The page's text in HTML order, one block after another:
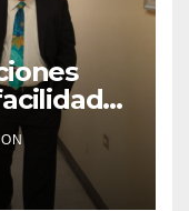
Salud